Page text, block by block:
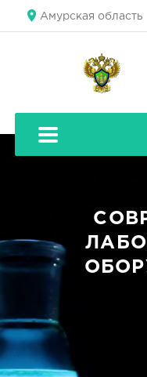
Амурская область